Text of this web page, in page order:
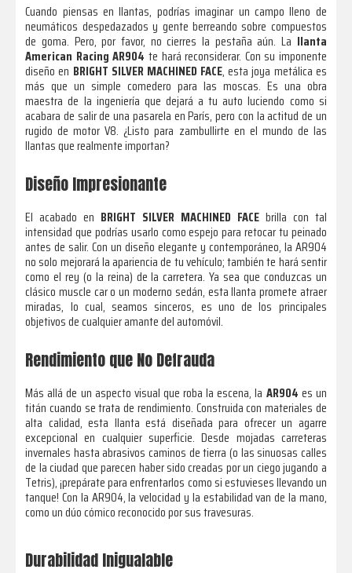
Cuando piensas en llantas, podrías imaginar un campo lleno de
neumáticos despedazados y gente berreando sobre compuestos
de goma. Pero, por favor, no cierres la pestaña aún. La llanta
American Racing AR904 te hará reconsiderar. Con su imponente
diseño en BRIGHT SILVER MACHINED FACE, esta joya metálica es
más que un simple comedero para las moscas. Es una obra
maestra de la ingeniería que dejará a tu auto luciendo como si
acabara de salir de una pasarela en París, pero con la actitud de un
rugido de motor V8. ¿Listo para zambullirte en el mundo de las
llantas que realmente importan?
Diseño Impresionante
El acabado en BRIGHT SILVER MACHINED FACEbrilla con tal
intensidad que podrías usarlo como espejo para retocar tu peinado
antes de salir. Con un diseño elegante y contemporáneo, la AR904
no solo mejorará la apariencia de tu vehículo; también te hará sentir
como el rey (o la reina) de la carretera. Ya sea que conduzcas un
clásico muscle car o un moderno sedán, esta llanta promete atraer
miradas, lo cual, seamos sinceros, es uno de los principales
objetivos de cualquier amante del automóvil.
Rendimiento que No Defrauda
Más allá de un aspecto visual que roba la escena, la AR904 es un
titán cuando se trata de rendimiento. Construida con materiales de
alta calidad, esta llanta está diseñada para ofrecer un agarre
excepcional en cualquier superficie. Desde mojadas carreteras
invernales hasta abrasivos caminos de tierra (o las sinuosas calles
de la ciudad que parecen haber sido creadas por un ciego jugando a
Tetris), ¡prepárate para enfrentarlos como si estuvieses llevando un
tanque! Con la AR904, la velocidad y la estabilidad van de la mano,
como un dúo cómico reconocido por sus travesuras.
Durabilidad Inigualable